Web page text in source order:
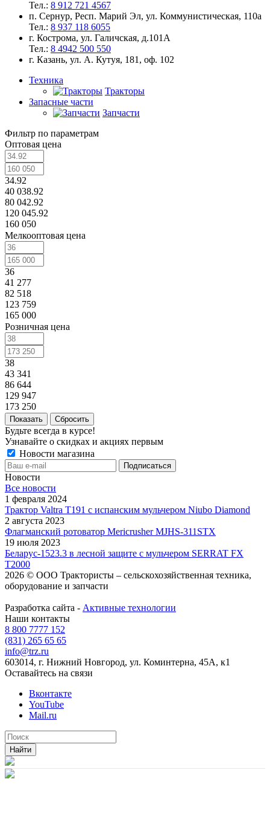
Тел.: 8 912 721 4567
п. Сернур, Респ. Марий Эл, ул. Коммунистическая, 110а
Тел.: 8 937 118 6055
г. Кострома, ул. Галичская, д.101А
Тел.: 8 4942 500 550
г. Казань, ул. А. Кутуя, 181, оф. 102
Техника
Тракторы
Запасные части
Запчасти
Фильтр по параметрам
Оптовая цена
34.92
40 038.92
80 042.92
120 045.92
160 050
Мелкооптовая цена
36
41 277
82 518
123 759
165 000
Розничная цена
38
43 341
86 644
129 947
173 250
Сбросить
Будьте всегда в курсе!
Узнавайте о скидках и акциях первым
Новости магазина
Новости
Все новости
1 февраля 2024
Трактор Valtra T191 с испанским мульчером Niubo Diamond
2 августа 2023
Флагманский ротоватор Mericrusher MJHS-311STX
19 июля 2023
Беларус-1523.3 в лесной защите с мульчером SERRAT FX
T2000
2026 © ООО Трактористы – cельскохозяйственная техника,
оборудование и запчасти
Разработка сайта - Активные технологии
Наши контакты
8 800 7777 152
(831) 265 65 65
info@trz.ru
603014, г. Нижний Новгород, ул. Коминтерна, 45А, к1
Оставайтесь на связи
Вконтакте
YouTube
Mail.ru
Найти